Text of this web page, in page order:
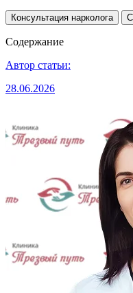
Консультация нарколога
Содержание
Автор статьи:
28.06.2026